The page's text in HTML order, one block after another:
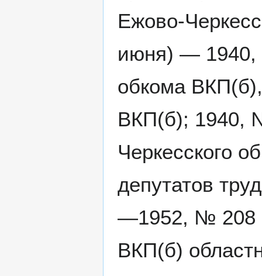
Ежово-
июня) — 1940,
обкома ВКП(б),
ВКП(б); 1940,
Черкесского
депутатов
—1952, № 208
ВКП(б)